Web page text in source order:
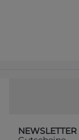
NEWSLETTER